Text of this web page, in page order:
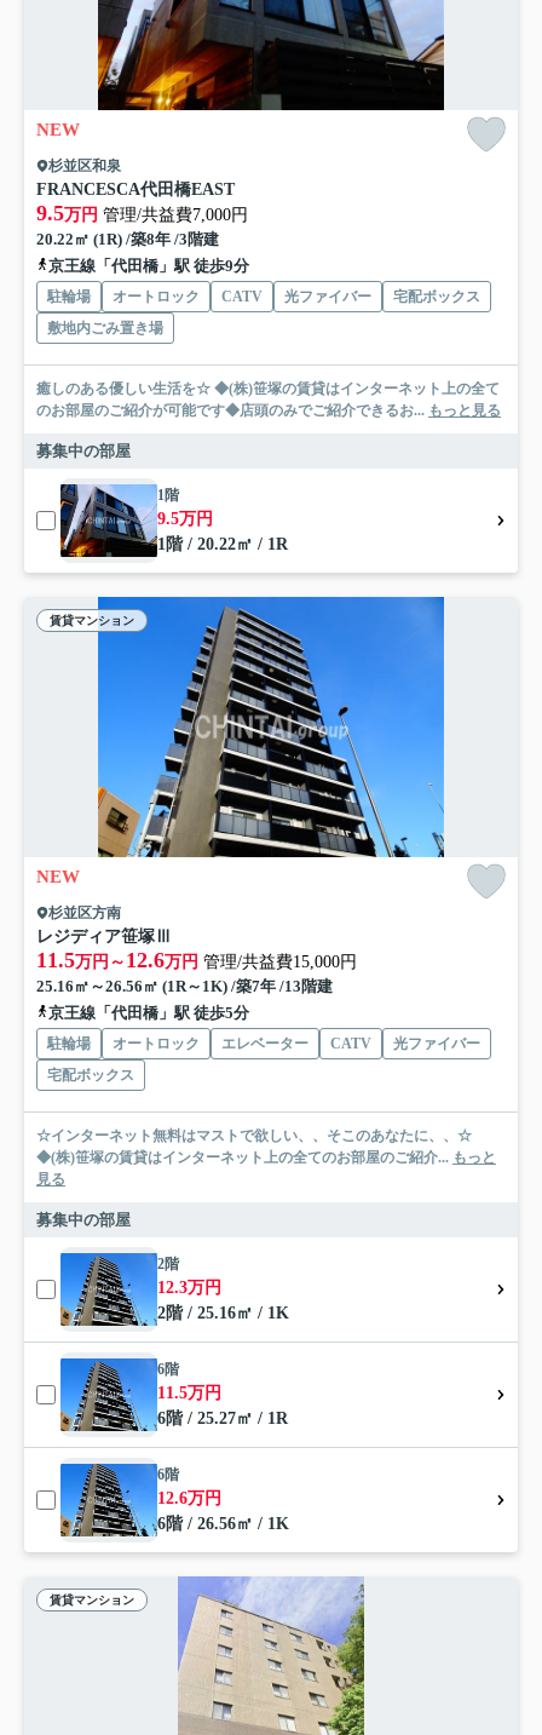
NEW
杉並区和泉
FRANCESCA代田橋EAST
9.5万円 管理/共益費7,000円
20.22㎡ (1R) /築8年 /3階建
京王線「代田橋」駅 徒歩9分
駐輪場 オートロック CATV 光ファイバー
宅配ボックス
敷地内ごみ置き場
癒しのある優しい生活を☆ ◆(株)笹塚の賃貸はインターネット上の全て
のお部屋のご紹介が可能です◆店頭のみでご紹介できるお... もっと見る
募集中の部屋
1階
9.5万円
1階 / 20.22㎡ / 1R
賃貸マンション
NEW
杉並区方南
レジディア笹塚Ⅲ
11.5万円～ 12.6万円 管理/共益費15,000円
25.16㎡～26.56㎡ (1R～1K) /築7年 /13階建
京王線「代田橋」駅 徒歩5分
駐輪場 オートロック エレベーター CATV
光ファイバー
宅配ボックス
☆インターネット無料はマストで欲しい、、そこのあなたに、、☆
◆(株)笹塚の賃貸はインターネット上の全てのお部屋のご紹介... もっと
見る
募集中の部屋
2階
12.3万円
2階 / 25.16㎡ / 1K
6階
11.5万円
6階 / 25.27㎡ / 1R
6階
12.6万円
6階 / 26.56㎡ / 1K
賃貸マンション